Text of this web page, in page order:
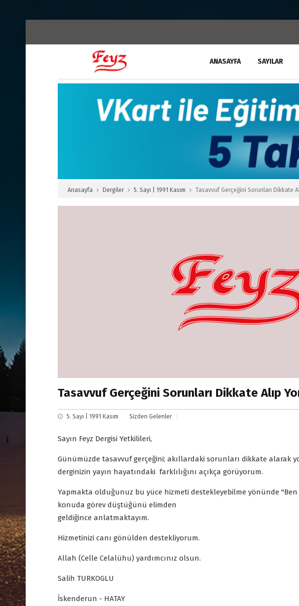
ANASAYFA SAYILAR
Anasayfa Dergiler 5. Sayı | 1991 Kasım Tasavvuf Gerçeğini Sorunları Dikkate
Tasavvuf Gerçeğini Sorunları Dikkate Alıp
5. Sayı | 1991 Kasım Sizden Gelenler
Sayın Feyz Dergisi Yetkilileri,
Günümüzde tasavvuf gerçeğini; akıllardaki sorunları dikkate alarak
derginizin yayın hayatındaki farklılığını açıkça görüyorum.
Yapmakta olduğunuz bu yüce hizmeti destekleyebilme yönünde
konuda görev düştüğünü elimden
geldiğince anlatmaktayım.
Hizmetinizi canı gönülden destekliyorum.
Allah (Celle Celalühu) yardımcınız olsun.
Salih TURKOGLU
İskenderun - HATAY